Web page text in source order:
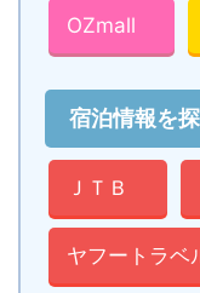
OZmall
宿泊情報を
ＪＴＢ
ヤフートラベ